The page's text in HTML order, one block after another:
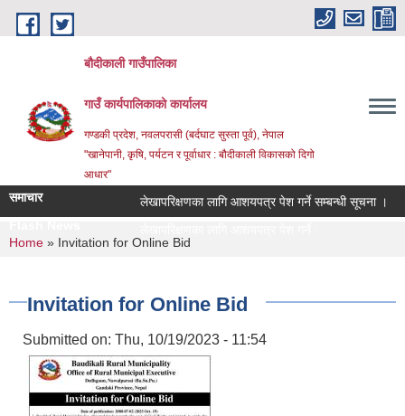
Skip to main content
बौदीकाली गाउँपालिका
गाउँ कार्यपालिकाको कार्यालय
गण्डकी प्रदेश, नवलपरासी (बर्दघाट सुस्ता पूर्व), नेपाल
"खानेपानी, कृषि, पर्यटन र पूर्वाधार : बौदीकाली विकासको दिगो
आधार"
समाचार लेखापरिक्षणका लागि आशयपत्र पेश गर्ने सम्बन्धी सूचना ।
You are here
Home » Invitation for Online Bid
Invitation for Online Bid
Submitted on: Thu, 10/19/2023 - 11:54